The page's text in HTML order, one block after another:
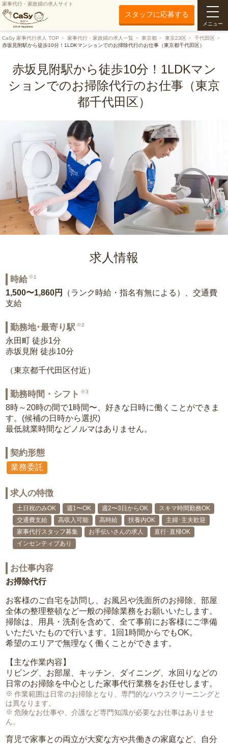
家事代行・家政婦の求人サイト
スタッフに応募する
メニュー
CaSy 家事代行求人 TOP 家事代行・家政婦の求人一覧 東京都 東京23区
千代田区
赤坂見附駅から徒歩10分！1LDKマンションでのお掃除代行のお仕事（東京都千代田区）
赤坂見附駅から徒歩10分！1LDKマン
ションでのお掃除代行のお仕事（東京
都千代田区）
求人情報
時給 ※1
1,500〜1,860円
（ランク時給・指名有無による）、交通費
支給
勤務地･最寄り駅 ※2
永田町 徒歩1分
赤坂見附 徒歩10分
（東京都千代田区付近）
勤務時間・シフト ※3
8時～20時の間で1時間〜、好きな日時に働くことができま
す。(候補の日時から選択)
最低就業時間などノルマはありません。
契約形態
業務委託
求人の特徴
土日祝のみOK 週1〜OK 週2〜3日からOK
スキマ時間勤務OK
交通費支給
高収入可能 高時給 扶養内OK
主婦･主夫歓迎
家事代行スタッフ募集
お手伝いさんの求人
直行･直帰OK
インセンティブあり
お仕事内容
お掃除代行
お客様のご自宅を訪問し、お風呂や洗面所のお掃除、部屋
全体の整理整頓など一般の掃除業務をお願いいたします。
掃除は、用具・洗剤を含めて、全て事前にお客様にご準備
いただいたもので行います。1回1時間からでもOK。
希望のエリアで無理なく働くことができます。
【主な作業内容】
リビング、お部屋、キッチン、ダイニング、水回りなどの
日常のお掃除を中心とした家事代行業務をお任せします。
作業範囲は日常のお掃除となり、専門的なハウスクリーニングと
は異なります。
危険なお仕事や、介護など専門知識が必要なお仕事はありませ
ん。
育児で家事との両立が大変な方や共働きの家庭など、自分